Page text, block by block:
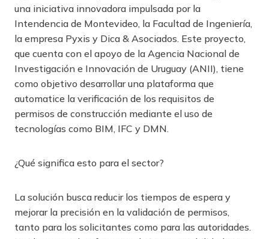
una iniciativa innovadora impulsada por la
Intendencia de Montevideo, la Facultad de Ingeniería,
la empresa Pyxis y Dica & Asociados. Este proyecto,
que cuenta con el apoyo de la Agencia Nacional de
Investigación e Innovación de Uruguay (ANII), tiene
como objetivo desarrollar una plataforma que
automatice la verificación de los requisitos de
permisos de construcción mediante el uso de
tecnologías como BIM, IFC y DMN.
¿Qué significa esto para el sector?
La solución busca reducir los tiempos de espera y
mejorar la precisión en la validación de permisos,
tanto para los solicitantes como para las autoridades.